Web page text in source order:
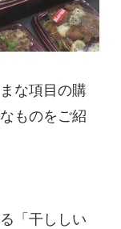
な項目の購
ものをご紹
「干ししい